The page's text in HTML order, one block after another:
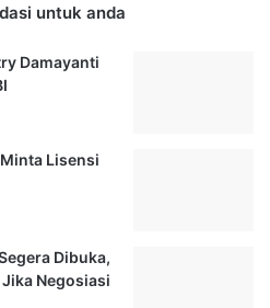
untuk anda
Damayanti
Lisensi
Dibuka,
Negosiasi